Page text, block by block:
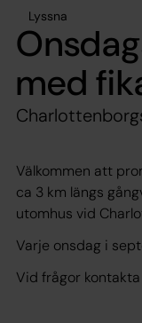
Lyssna
med
Välkommen att
ca 3 km längs
utomhus vid
Varje onsdag i
Vid frågor